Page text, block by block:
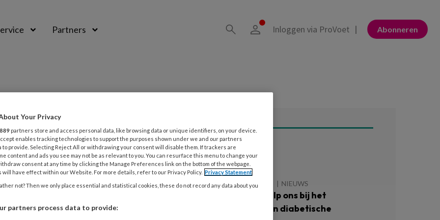
Partners Abonneren
Inloggen via ProVoet
Opslaan Reacties 0 Delen Lees ook
7 AUGUSTUS 2026 NIEUWS
Patiënten: ‘Help ons bij het
voorkomen van diabetische
Your Privacy
889 partners store and access personal data, like browsing data or unique identifiers, on your device.
enables tracking technologies to support the purposes shown under we and our partners
to provide. Selecting Reject All or withdrawing your consent will disable them. If trackers are
content and ads you see may not be as relevant to you. You can resurface this menu to change your
consent at any time by clicking the Manage Preferences link on the bottom of the webpage.
will have effect within our Website. For more details, refer to our Privacy Policy. Privacy Statement
not? Then we only place essential and statistical cookies, these do not record any data about you
partners process data to provide: